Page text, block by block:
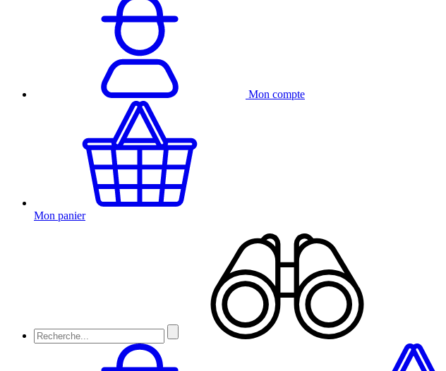
Mon compte
Mon panier